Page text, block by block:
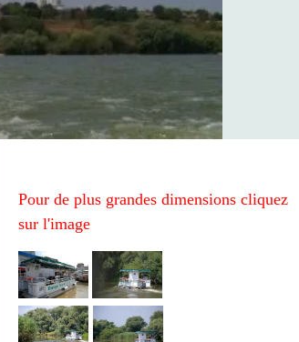
Pour de plus grandes dimensions cliquez
sur l'image